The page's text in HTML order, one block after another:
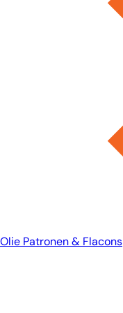
Olie Patronen & Flacons